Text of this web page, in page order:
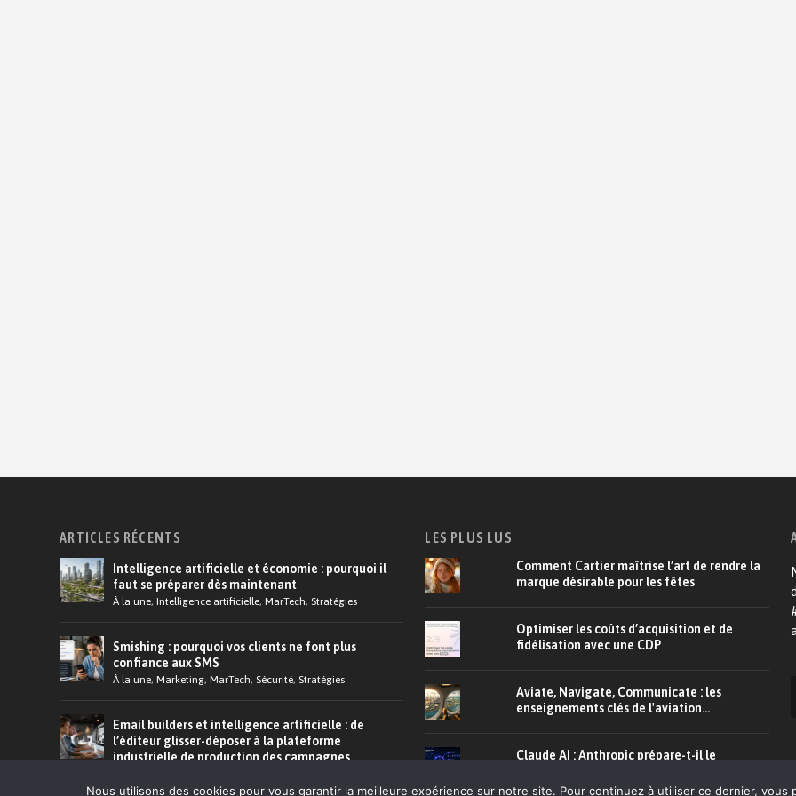
ARTICLES RÉCENTS
Intelligence artificielle et économie : pourquoi il
faut se préparer dès maintenant
À la une,Intelligence artificielle,MarTech, Stratégies
Smishing : pourquoi vos clients ne font plus
confiance aux SMS
À la une,Marketing,MarTech, Sécurité, Stratégies
Email builders et intelligence artificielle : de
l’éditeur glisser-déposer à la plateforme
industrielle de production des campagnes
LES PLUS LUS
Comment Cartier maîtrise l’art de rendre la
marque désirable pour les fêtes
Optimiser les coûts d’acquisition et de
fidélisation avec une CDP
Aviate, Navigate, Communicate : les
enseignements clés de l'aviation...
Claude AI : Anthropic prépare-t-il le
Nous utilisons des cookies pour vous garantir la meilleure expérience sur notre site. Pour continuez à utiliser ce dernier, vous